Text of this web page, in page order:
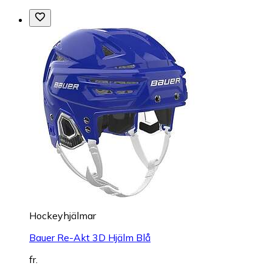
Hockeyhjälmar
Bauer Re-Akt 3D Hjälm Blå
fr.